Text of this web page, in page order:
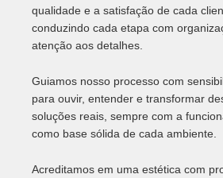
qualidade e a satisfação de cada
conduzindo cada etapa com
atenção aos detalhes.
Guiamos nosso processo com
para ouvir, entender e transformar
soluções reais, sempre com a
como base sólida de cada ambiente.
Acreditamos em uma estética com